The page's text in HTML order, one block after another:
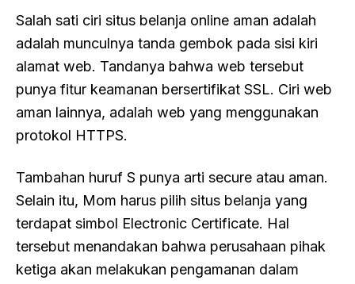
Salah sati ciri situs belanja online aman adalah
adalah munculnya tanda gembok pada sisi kiri
alamat web. Tandanya bahwa web tersebut
punya fitur keamanan bersertifikat SSL. Ciri web
aman lainnya, adalah web yang menggunakan
protokol HTTPS.
Tambahan huruf S punya arti secure atau aman.
Selain itu, Mom harus pilih situs belanja yang
terdapat simbol Electronic Certificate. Hal
tersebut menandakan bahwa perusahaan pihak
ketiga akan melakukan pengamanan dalam